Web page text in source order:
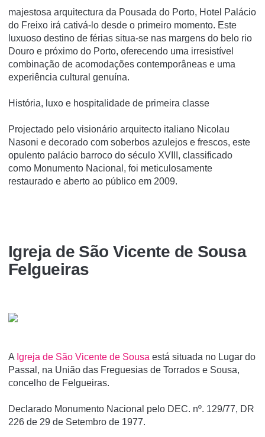
majestosa arquitectura da Pousada do Porto, Hotel Palácio
do Freixo irá cativá-lo desde o primeiro momento. Este
luxuoso destino de férias situa-se nas margens do belo rio
Douro e próximo do Porto, oferecendo uma irresistível
combinação de acomodações contemporâneas e uma
experiência cultural genuína.
História, luxo e hospitalidade de primeira classe
Projectado pelo visionário arquitecto italiano Nicolau
Nasoni e decorado com soberbos azulejos e frescos, este
opulento palácio barroco do século XVIII, classificado
como Monumento Nacional, foi meticulosamente
restaurado e aberto ao público em 2009.
Igreja de São Vicente de Sousa
Felgueiras
A Igreja de São Vicente de Sousa está situada no Lugar do
Passal, na União das Freguesias de Torrados e Sousa,
concelho de Felgueiras.
Declarado Monumento Nacional pelo DEC. nº. 129/77, DR
226 de 29 de Setembro de 1977.